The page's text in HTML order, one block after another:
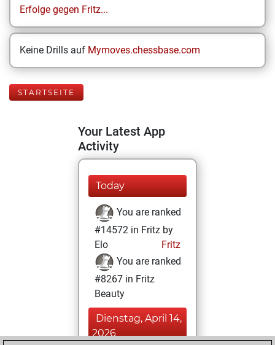
Erfolge gegen Fritz...
Keine Drills auf Mymoves.chessbase.com
STARTSEITE
Your Latest App
Activity
Today
You are ranked
#14572 in Fritz by
Elo
Fritz
You are ranked
#8267 in Fritz
Beauty
Dienstag, April 14,
2026